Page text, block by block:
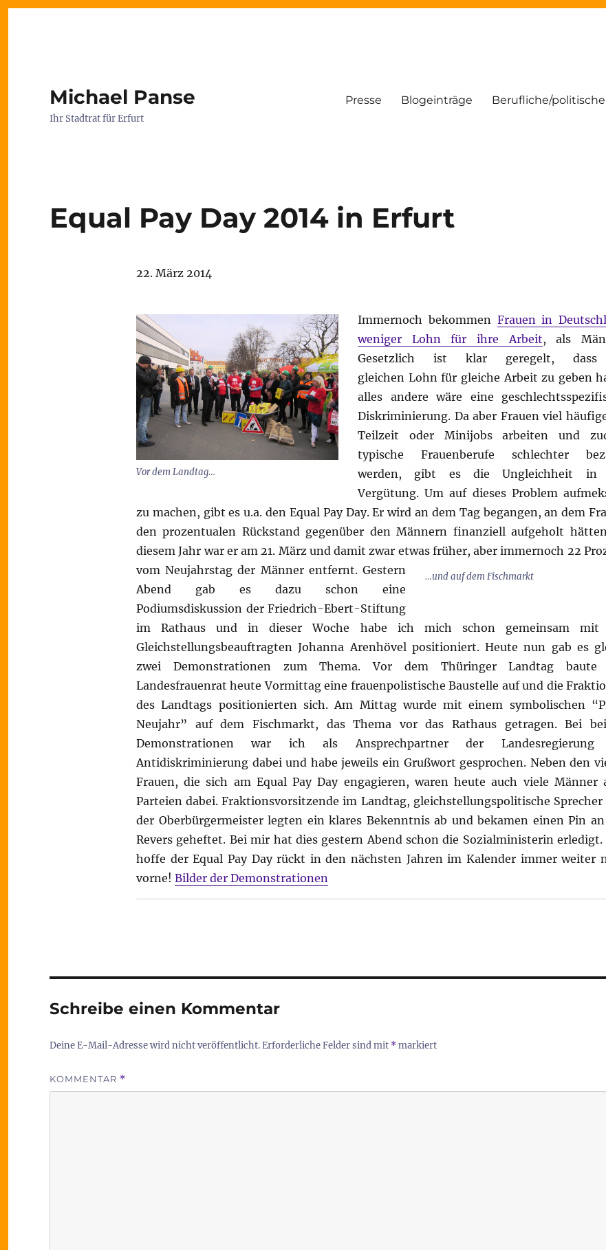
Michael Panse
Ihr Stadtrat für Erfurt
Presse Blogeinträge Berufliche/
Equal Pay Day 2014 in Erfurt
22. März 2014
Vor dem Landtag…
Immernoch bekommen Frauen in
weniger Lohn für ihre Arbeit, als
Gesetzlich ist klar geregelt,
gleichen Lohn für gleiche Arbeit zu geben
alles andere wäre eine
Diskriminierung. Da aber Frauen viel
Teilzeit oder Minijobs arbeiten und
typische Frauenberufe schlechter
werden, gibt es die Ungleichheit in
Vergütung. Um auf dieses Problem
zu machen, gibt es u.a. den Equal Pay Day. Er wird an dem Tag begangen, an dem
den prozentualen Rückstand gegenüber den Männern finanziell aufgeholt
diesem Jahr war er am 21. März und damit zwar etwas früher, aber immernoch 22
vom Neujahrstag der Männer entfernt.
…und auf dem Fischmarkt
Gestern
Abend gab es dazu schon eine
Podiumsdiskussion der Friedrich-Ebert-Stiftung
im Rathaus und in dieser Woche habe ich mich schon gemeinsam mit
Gleichstellungsbeauftragten Johanna Arenhövel positioniert. Heute nun gab es
zwei Demonstrationen zum Thema. Vor dem Thüringer Landtag baute
Landesfrauenrat heute Vormittag eine frauenpolistische Baustelle auf und die
des Landtags positionierten sich. Am Mittag wurde mit einem symbolischen
Neujahr” auf dem Fischmarkt, das Thema vor das Rathaus getragen. Bei
Demonstrationen war ich als Ansprechpartner der
Antidiskriminierung dabei und habe jeweils ein Grußwort gesprochen. Neben den
Frauen, die sich am Equal Pay Day engagieren, waren heute auch viele Männer
Parteien dabei. Fraktionsvorsitzende im Landtag, gleichstellungspolitische Sprecher
der Oberbürgermeister legten ein klares Bekenntnis ab und bekamen einen Pin an
Revers geheftet. Bei mir hat dies gestern Abend schon die Sozialministerin
hoffe der Equal Pay Day rückt in den nächsten Jahren im Kalender immer weiter
vorne! Bilder der Demonstrationen
Schreibe einen Kommentar
Deine E-Mail-Adresse wird nicht veröffentlicht.Erforderliche Felder sind mit *markiert
KOMMENTAR *